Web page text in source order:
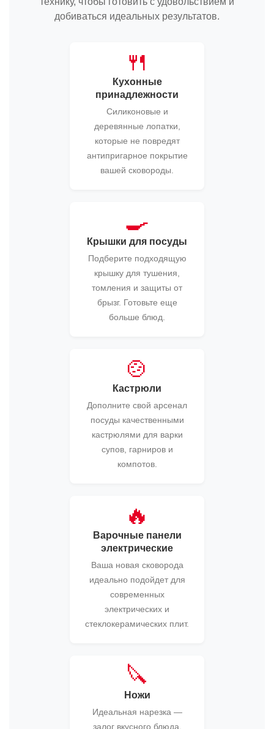
добиваться идеальных результатов.
🍴
Кухонные
принадлежности
Силиконовые и
деревянные лопатки,
которые не повредят
антипригарное покрытие
вашей сковороды.
🍳
Крышки для посуды
Подберите подходящую
крышку для тушения,
томления и защиты от
брызг. Готовьте еще
больше блюд.
🍲
Кастрюли
Дополните свой арсенал
посуды качественными
кастрюлями для варки
супов, гарниров и
компотов.
🔥
Варочные панели
электрические
Ваша новая сковорода
идеально подойдет для
современных
электрических и
стеклокерамических плит.
🔪
Ножи
Идеальная нарезка —
залог вкусного блюда.